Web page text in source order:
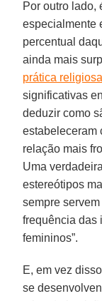
Por outro lado,
especialmente
percentual
ainda mais
prática religiosa
significativas
deduzir como
estabeleceram
relação mais
Uma
estereótipos
sempre
frequência das
femininos”.
E, em vez
se